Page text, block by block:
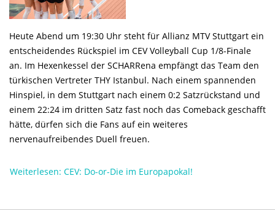
Heute Abend um 19:30 Uhr steht für Allianz MTV Stuttgart ein
entscheidendes Rückspiel im CEV Volleyball Cup 1/8-Finale
an. Im Hexenkessel der SCHARRena empfängt das Team den
türkischen Vertreter THY Istanbul. Nach einem spannenden
Hinspiel, in dem Stuttgart nach einem 0:2 Satzrückstand und
einem 22:24 im dritten Satz fast noch das Comeback geschafft
hätte, dürfen sich die Fans auf ein weiteres
nervenaufreibendes Duell freuen.
Weiterlesen: CEV: Do-or-Die im Europapokal!